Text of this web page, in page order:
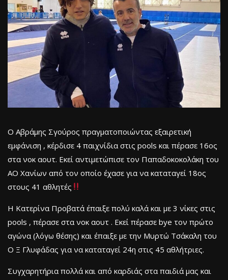
Ο Αβράμης Σγούρος πραγματοποιώντας εξαιρετική
εμφάνιση , κέρδισε 4 παιχνίδια στις pools και πέρασε 16ος
στα νοκ αουτ. Εκεί αντιμετώπισε τον Παπαδοκοκολάκη του
ΑΟ Χανίων από τον οποίο έχασε για να καταταγεί 18ος
στους 41 αθλητές
Η Κατερίνα Προβατά έπαιξε πολύ καλά και με 3 νίκες στις
pools , πέρασε στα νοκ αουτ . Εκεί πέρασε bye τον πρώτο
αγώνα (λόγω θέσης) και έπαιξε με την Μυρτώ Τσάκαλη του
Ο Ξ Γλυφάδας για να καταταγεί 24η στις 45 αθλήτριες.
Συγχαρητήρια πολλά και από καρδιάς στα παιδιά μας και